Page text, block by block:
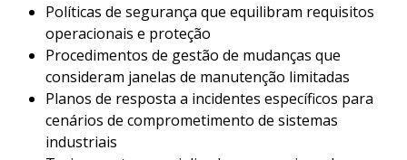
Políticas de segurança que equilibram requisitos
operacionais e proteção
Procedimentos de gestão de mudanças que
consideram janelas de manutenção limitadas
Planos de resposta a incidentes específicos para
cenários de comprometimento de sistemas
industriais